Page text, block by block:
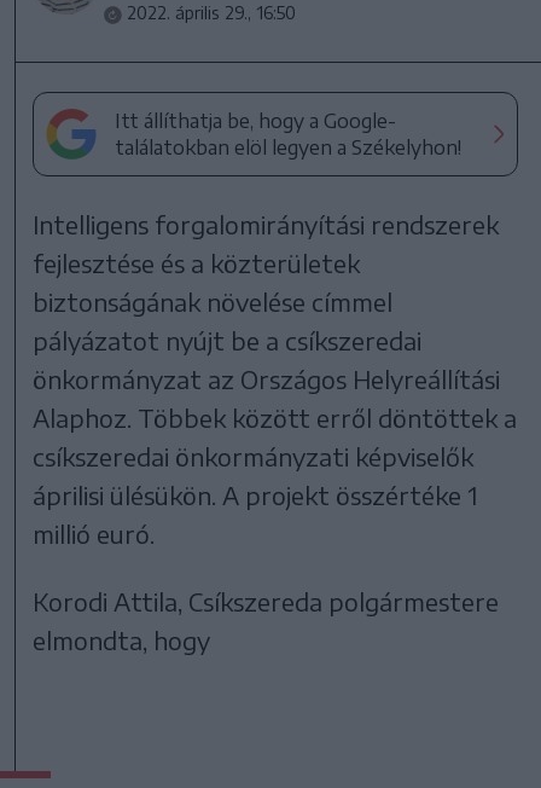
2022. április 29., 16:50
Itt állíthatja be, hogy a Google-
találatokban elöl legyen a Székelyhon!
Intelligens forgalomirányítási rendszerek
fejlesztése és a közterületek
biztonságának növelése címmel
pályázatot nyújt be a csíkszeredai
önkormányzat az Országos Helyreállítási
Alaphoz. Többek között erről döntöttek a
csíkszeredai önkormányzati képviselők
áprilisi ülésükön. A projekt összértéke 1
millió euró.
Korodi Attila, Csíkszereda polgármestere
elmondta, hogy